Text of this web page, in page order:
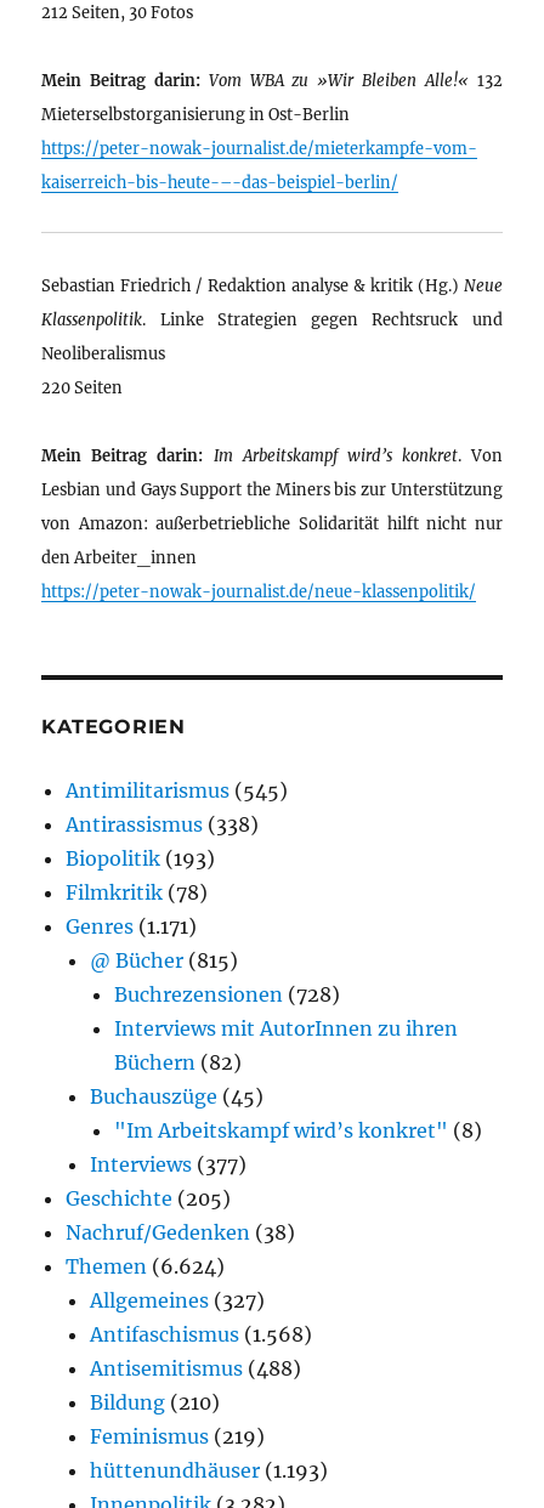
212 Seiten, 30 Fotos
Mein Beitrag darin: Vom WBA zu »Wir Bleiben Alle!« 132
Mieterselbstorganisierung in Ost-Berlin
https://peter-nowak-journalist.de/mieterkampfe-vom-
kaiserreich-bis-heute-–-das-beispiel-berlin/
Sebastian Friedrich / Redaktion analyse & kritik (Hg.) Neue
Klassenpolitik. Linke Strategien gegen Rechtsruck und
Neoliberalismus
220 Seiten
Mein Beitrag darin: Im Arbeitskampf wird’s konkret. Von
Lesbian und Gays Support the Miners bis zur Unterstützung
von Amazon: außerbetriebliche Solidarität hilft nicht nur
den Arbeiter_innen
https://peter-nowak-journalist.de/neue-klassenpolitik/
KATEGORIEN
Antimilitarismus (545)
Antirassismus (338)
Biopolitik (193)
Filmkritik (78)
Genres (1.171)
@ Bücher (815)
Buchrezensionen (728)
Interviews mit AutorInnen zu ihren
Büchern (82)
Buchauszüge (45)
"Im Arbeitskampf wird’s konkret" (8)
Interviews (377)
Geschichte (205)
Nachruf/Gedenken (38)
Themen (6.624)
Allgemeines (327)
Antifaschismus (1.568)
Antisemitismus (488)
Bildung (210)
Feminismus (219)
hüttenundhäuser (1.193)